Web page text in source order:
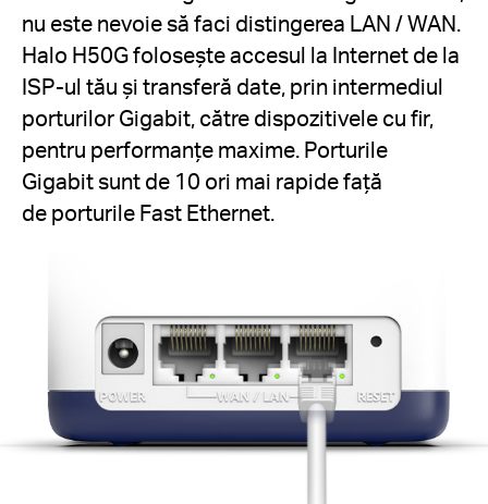
nu este nevoie să faci distingerea LAN / WAN.
Halo H50G folosește accesul la Internet de la
ISP-ul tău și transferă date, prin intermediul
porturilor Gigabit, către dispozitivele cu fir,
pentru performanțe maxime. Porturile
Gigabit sunt de 10 ori mai rapide față
de porturile Fast Ethernet.